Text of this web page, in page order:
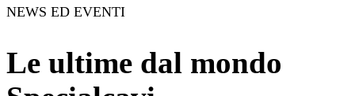
NEWS ED EVENTI
Le ultime dal mondo